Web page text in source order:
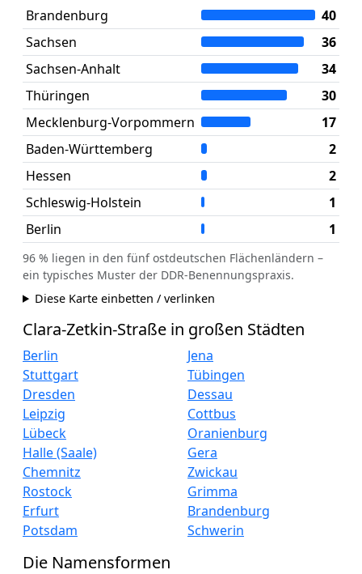
Brandenburg
40
Sachsen
36
Sachsen-Anhalt
34
Thüringen
30
Mecklenburg-Vorpommern
17
Baden-Württemberg
2
Hessen
2
Schleswig-Holstein
1
Berlin
1
96 % liegen in den fünf ostdeutschen Flächenländern –
ein typisches Muster der DDR-Benennungspraxis.
Diese Karte einbetten / verlinken
Clara-Zetkin-Straße in großen Städten
Berlin
Stuttgart
Dresden
Leipzig
Lübeck
Halle (Saale)
Chemnitz
Rostock
Erfurt
Potsdam
Jena
Tübingen
Dessau
Cottbus
Oranienburg
Gera
Zwickau
Grimma
Brandenburg
Schwerin
Die Namensformen